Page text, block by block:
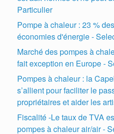
Particulier
Pompe à chaleur : 23 %
économies d'énergie -
Marché des pompes à
fait exception en Europe -
Pompes à chaleur : la
s’allient pour faciliter le
propriétaires et aider les
Fiscalité -Le taux de TVA
pompes à chaleur air/air -